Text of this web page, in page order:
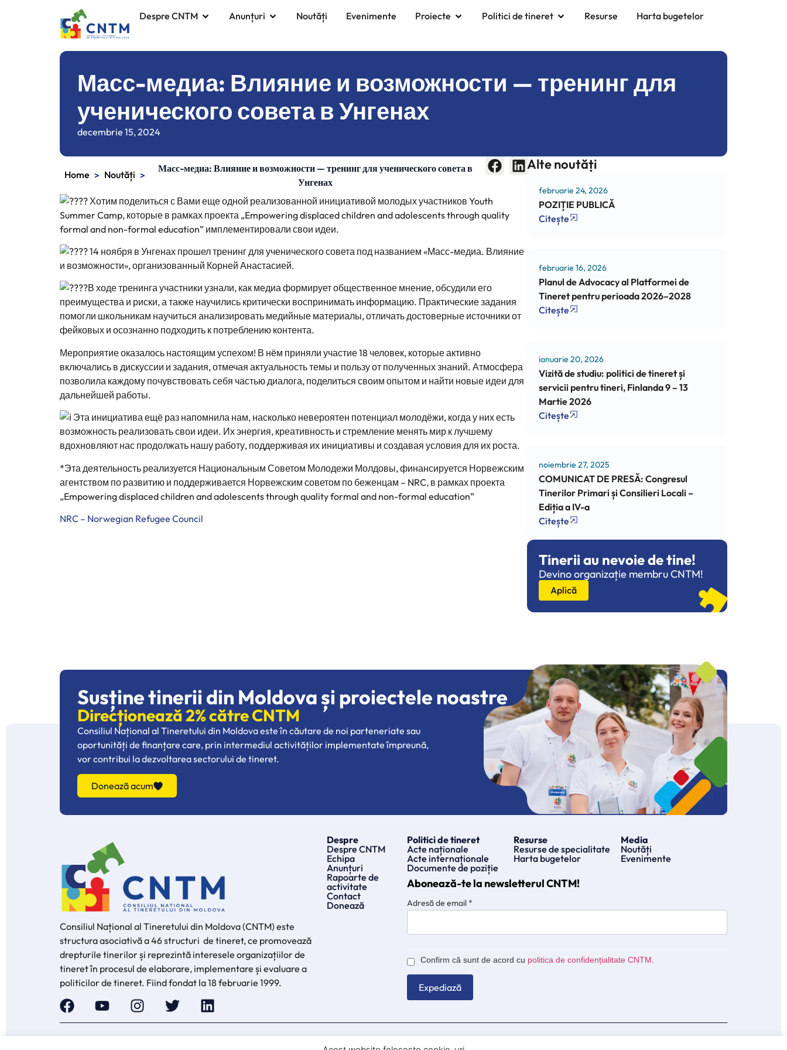
Despre CNTM Anunțuri Noutăți Evenimente Proiecte Politici de tineret Resurse Harta bugetelor
Масс-медиа: Влияние и возможности — тренинг для
ученического совета в Унгенах
decembrie 15, 2024
Home > Noutăți >
Масс-медиа: Влияние и возможности — тренинг для ученического совета в
Унгенах
Хотим поделиться с Вами еще одной реализованной инициативой молодых участников Youth
Summer Camp, которые в рамках проекта „Empowering displaced children and adolescents through quality
formal and non-formal education” имплементировали свои идеи.
14 ноября в Унгенах прошел тренинг для ученического совета под названием «Масс-медиа. Влияние
и возможности», организованный Корней Анастасией.
В ходе тренинга участники узнали, как медиа формирует общественное мнение, обсудили его
преимущества и риски, а также научились критически воспринимать информацию. Практические задания
помогли школьникам научиться анализировать медийные материалы, отличать достоверные источники от
фейковых и осознанно подходить к потреблению контента.
Мероприятие оказалось настоящим успехом! В нём приняли участие 18 человек, которые активно
включались в дискуссии и задания, отмечая актуальность темы и пользу от полученных знаний. Атмосфера
позволила каждому почувствовать себя частью диалога, поделиться своим опытом и найти новые идеи для
дальнейшей работы.
Эта инициатива ещё раз напомнила нам, насколько невероятен потенциал молодёжи, когда у них есть
возможность реализовать свои идеи. Их энергия, креативность и стремление менять мир к лучшему
вдохновляют нас продолжать нашу работу, поддерживая их инициативы и создавая условия для их роста.
*Эта деятельность реализуется Национальным Советом Молодежи Молдовы, финансируется Норвежским
агентством по развитию и поддерживается Норвежским советом по беженцам – NRC, в рамках проекта
„Empowering displaced children and adolescents through quality formal and non-formal education”
NRC – Norwegian Refugee Council
Alte noutăți
februarie 24, 2026
POZIȚIE PUBLICĂ
Citește
februarie 16, 2026
Planul de Advocacy al Platformei de
Tineret pentru perioada 2026–2028
Citește
ianuarie 20, 2026
Vizită de studiu: politici de tineret și
servicii pentru tineri, Finlanda 9 – 13
Martie 2026
Citește
noiembrie 27, 2025
COMUNICAT DE PRESĂ: Congresul
Tinerilor Primari și Consilieri Locali –
Ediția a IV-a
Citește
Tinerii au nevoie de tine!
Devino organizație membru CNTM!
Aplică
Susține tinerii din Moldova și proiectele noastre
Direcționează 2% către CNTM
Consiliul Național al Tineretului din Moldova este în căutare de noi parteneriate sau
oportunități de finanțare care, prin intermediul activităților implementate împreună,
vor contribui la dezvoltarea sectorului de tineret.
Donează acum
Consiliul Național al Tineretului din Moldova (CNTM) este
structura asociativă a 46 structuri de tineret, ce promovează
drepturile tinerilor și reprezintă interesele organizațiilor de
tineret în procesul de elaborare, implementare și evaluare a
politicilor de tineret. Fiind fondat la 18 februarie 1999.
Despre
Despre CNTM
Echipa
Anunțuri
Rapoarte de
activitate
Contact
Donează
Politici de tineret
Acte naționale
Acte internaționale
Documente de poziție
Resurse
Resurse de specialitate
Harta bugetelor
Media
Noutăți
Evenimente
Abonează-te la newsletterul CNTM!
Adresă de email*
Confirm că sunt de acord cu politica de confidențialitate CNTM.
© 2025 CNTM – Consiliul Naţional al Tineretului din Moldova. Această pagină web este finanțată de Uniunea Europeană.